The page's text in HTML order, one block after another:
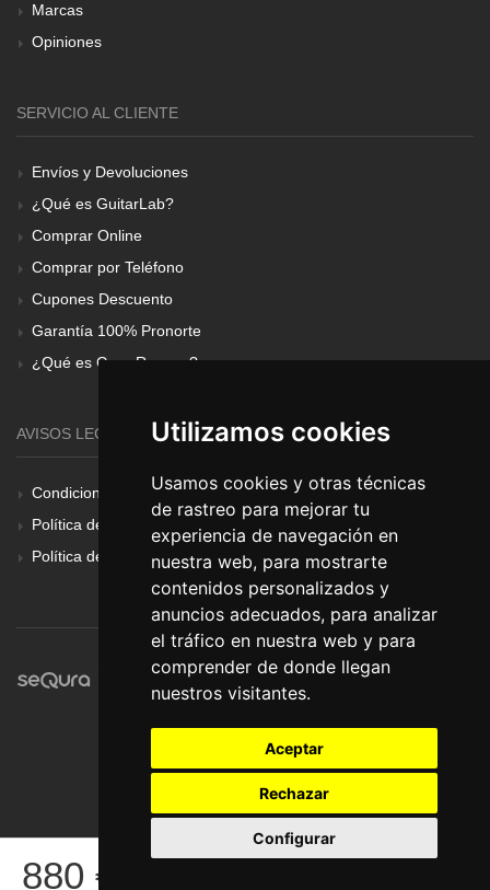
Utilizamos cookies
Usamos cookies y otras técnicas
de rastreo para mejorar tu
experiencia de navegación en
nuestra web, para mostrarte
contenidos personalizados y
anuncios adecuados, para analizar
el tráfico en nuestra web y para
comprender de donde llegan
nuestros visitantes.
Aceptar
Rechazar
Configurar
880 €
Marcas
Opiniones
SERVICIO AL CLIENTE
Envíos y Devoluciones
¿Qué es GuitarLab?
Comprar Online
Comprar por Teléfono
Cupones Descuento
Garantía 100% Pronorte
¿Qué es Gear Renove?
AVISOS LEGALES
Condiciones Generales
Política de Cookies
Política de Privacidad
© Pronorte Sonido SL. Todos los derechos reservados.